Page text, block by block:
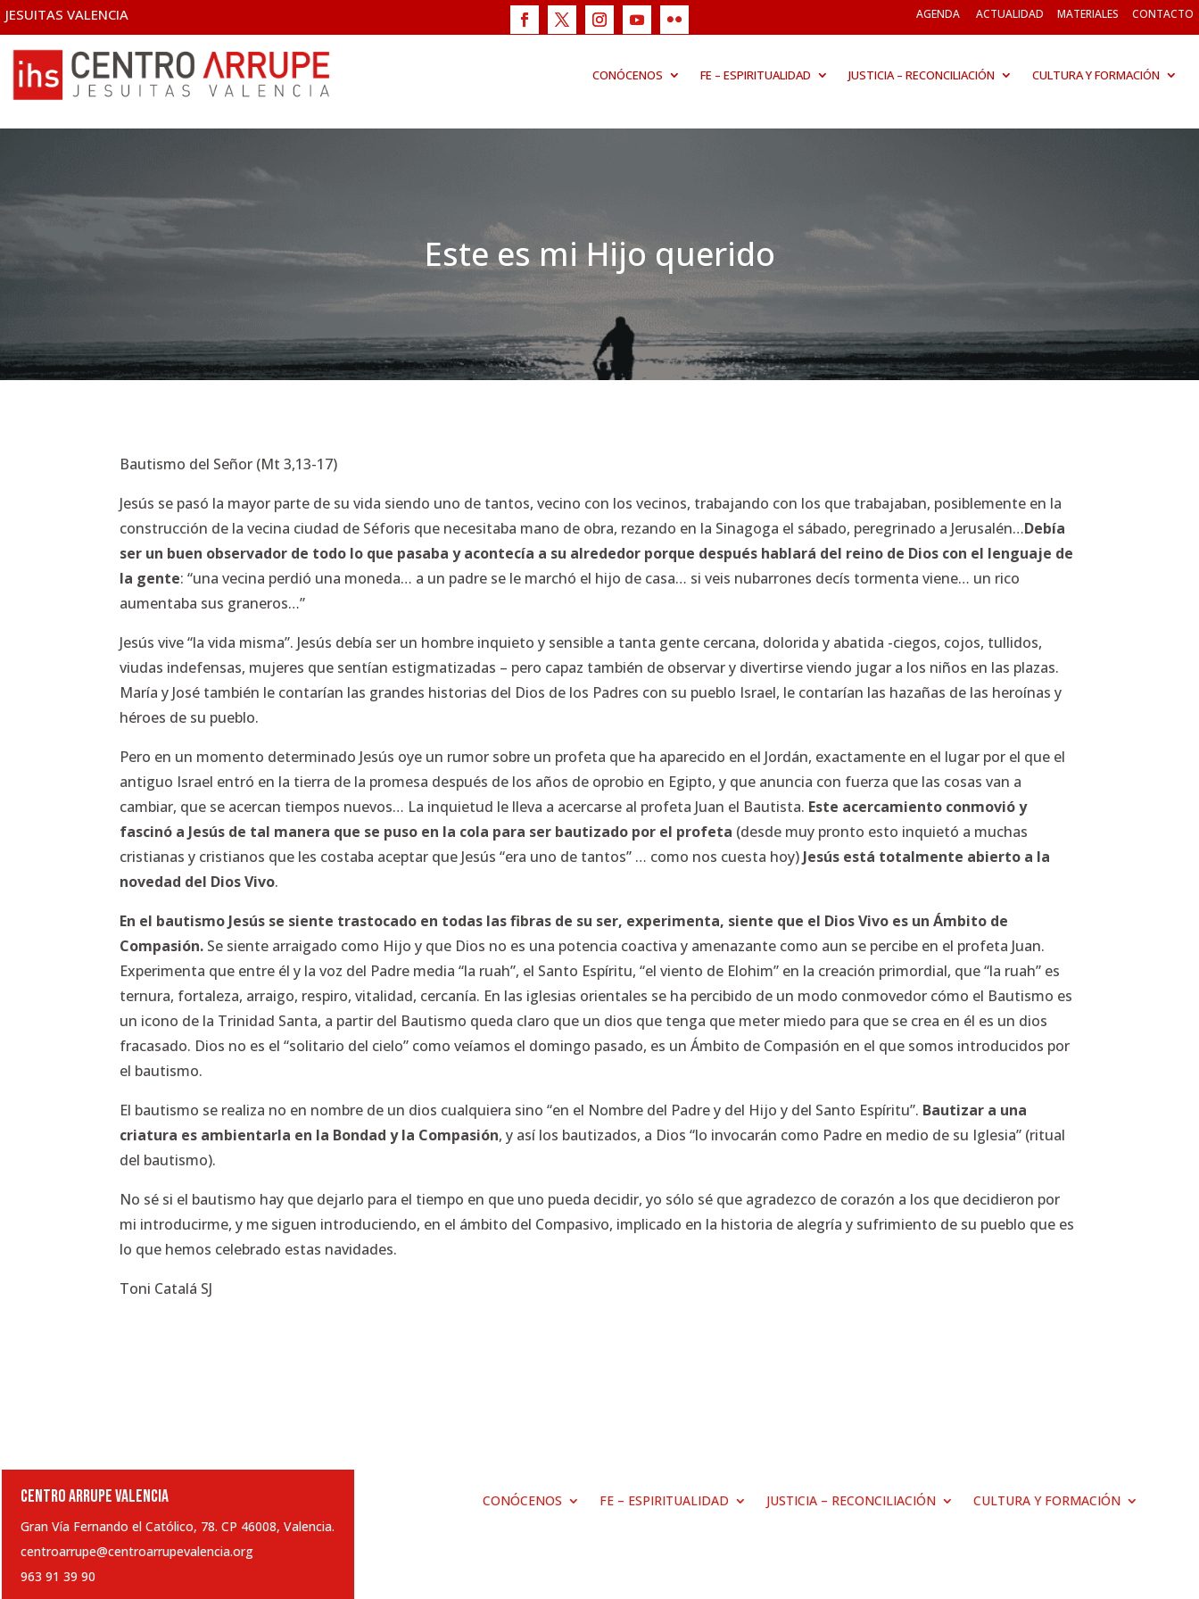
JESUITAS VALENCIA AGENDA ACTUALIDAD MATERIALES CONTACTO
CONÓCENOS FE – ESPIRITUALIDAD JUSTICIA – RECONCILIACIÓN CULTURA Y FORMACIÓN
Este es mi Hijo querido
Bautismo del Señor (Mt 3,13-17)
Jesús se pasó la mayor parte de su vida siendo uno de tantos, vecino con los vecinos, trabajando con los que trabajaban, posiblemente en la
construcción de la vecina ciudad de Séforis que necesitaba mano de obra, rezando en la Sinagoga el sábado, peregrinado a Jerusalén…Debía
ser un buen observador de todo lo que pasaba y acontecía a su alrededor porque después hablará del reino de Dios con el lenguaje de
la gente: “una vecina perdió una moneda… a un padre se le marchó el hijo de casa… si veis nubarrones decís tormenta viene… un rico
aumentaba sus graneros…”
Jesús vive “la vida misma”. Jesús debía ser un hombre inquieto y sensible a tanta gente cercana, dolorida y abatida -ciegos, cojos, tullidos,
viudas indefensas, mujeres que sentían estigmatizadas – pero capaz también de observar y divertirse viendo jugar a los niños en las plazas.
María y José también le contarían las grandes historias del Dios de los Padres con su pueblo Israel, le contarían las hazañas de las heroínas y
héroes de su pueblo.
Pero en un momento determinado Jesús oye un rumor sobre un profeta que ha aparecido en el Jordán, exactamente en el lugar por el que el
antiguo Israel entró en la tierra de la promesa después de los años de oprobio en Egipto, y que anuncia con fuerza que las cosas van a
cambiar, que se acercan tiempos nuevos… La inquietud le lleva a acercarse al profeta Juan el Bautista. Este acercamiento conmovió y
fascinó a Jesús de tal manera que se puso en la cola para ser bautizado por el profeta (desde muy pronto esto inquietó a muchas
cristianas y cristianos que les costaba aceptar que Jesús “era uno de tantos” … como nos cuesta hoy) Jesús está totalmente abierto a la
novedad del Dios Vivo.
En el bautismo Jesús se siente trastocado en todas las fibras de su ser, experimenta, siente que el Dios Vivo es un Ámbito de
Compasión. Se siente arraigado como Hijo y que Dios no es una potencia coactiva y amenazante como aun se percibe en el profeta Juan.
Experimenta que entre él y la voz del Padre media “la ruah”, el Santo Espíritu, “el viento de Elohim” en la creación primordial, que “la ruah” es
ternura, fortaleza, arraigo, respiro, vitalidad, cercanía. En las iglesias orientales se ha percibido de un modo conmovedor cómo el Bautismo es
un icono de la Trinidad Santa, a partir del Bautismo queda claro que un dios que tenga que meter miedo para que se crea en él es un dios
fracasado. Dios no es el “solitario del cielo” como veíamos el domingo pasado, es un Ámbito de Compasión en el que somos introducidos por
el bautismo.
El bautismo se realiza no en nombre de un dios cualquiera sino “en el Nombre del Padre y del Hijo y del Santo Espíritu”. Bautizar a una
criatura es ambientarla en la Bondad y la Compasión, y así los bautizados, a Dios “lo invocarán como Padre en medio de su Iglesia” (ritual
del bautismo).
No sé si el bautismo hay que dejarlo para el tiempo en que uno pueda decidir, yo sólo sé que agradezco de corazón a los que decidieron por
mi introducirme, y me siguen introduciendo, en el ámbito del Compasivo, implicado en la historia de alegría y sufrimiento de su pueblo que es
lo que hemos celebrado estas navidades.
Toni Catalá SJ
CENTRO ARRUPE VALENCIA
Gran Vía Fernando el Católico, 78. CP 46008, Valencia.
centroarrupe@centroarrupevalencia.org
963 91 39 90
CONÓCENOS FE – ESPIRITUALIDAD JUSTICIA – RECONCILIACIÓN CULTURA Y FORMACIÓN